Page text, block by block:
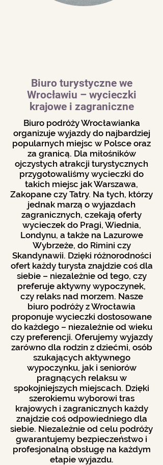
Biuro turystyczne we
Wrocławiu – wycieczki
krajowe i zagraniczne
Biuro podróży Wrocławianka
organizuje wyjazdy do najbardziej
popularnych miejsc w Polsce oraz
za granicą. Dla miłośników
ojczystych atrakcji turystycznych
przygotowaliśmy wycieczki do
takich miejsc jak Warszawa,
Zakopane czy Tatry. Na tych, którzy
jednak marzą o wyjazdach
zagranicznych, czekają oferty
wycieczek do Pragi, Wiednia,
Londynu, a także na Lazurowe
Wybrzeże, do Rimini czy
Skandynawii. Dzięki różnorodności
ofert każdy turysta znajdzie coś dla
siebie – niezależnie od tego, czy
preferuje aktywny wypoczynek,
czy relaks nad morzem. Nasze
biuro podróży z Wrocławia
proponuje wycieczki dostosowane
do każdego – niezależnie od wieku
czy preferencji. Oferujemy wyjazdy
zarówno dla rodzin z dziećmi, osób
szukających aktywnego
wypoczynku, jak i seniorów
pragnących relaksu w
spokojniejszych miejscach. Dzięki
szerokiemu wyborowi tras
krajowych i zagranicznych każdy
znajdzie coś odpowiedniego dla
siebie. Niezależnie od celu podróży
gwarantujemy bezpieczeństwo i
profesjonalną obsługę na każdym
etapie wyjazdu.